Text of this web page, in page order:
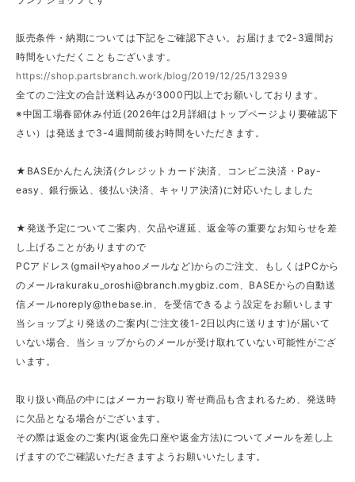
販売条件・納期については下記をご確認下さい。お届けまで2-3週間お
時間をいただくこともございます。
https://shop.partsbranch.work/blog/2019/12/25/132939
全てのご注文の合計送料込みが3000円以上でお願いしております。
※中国工場春節休み付近(2026年は2月詳細はトップページより要確認下
さい）は発送まで3-4週間前後お時間をいただきます。
★BASEかんたん決済(クレジットカード決済、コンビニ決済・Pay-
easy、銀行振込、後払い決済、キャリア決済)に対応いたしました
★発送予定についてご案内、欠品や遅延、返金等の重要なお知らせを差
し上げることがありますので
PCアドレス(gmailやyahooメールなど)からのご注文、もしくはPCから
のメールrakuraku_oroshi@branch.mygbiz.com、BASEからの自動送
信メールnoreply@thebase.in 、を受信できるよう設定をお願いします
当ショップより発送のご案内(ご注文後1-2日以内に送ります)が届いて
いない場合、当ショップからのメールが受け取れていない可能性がござ
います。
取り扱い商品の中にはメーカーお取り寄せ商品も含まれるため、発送時
に欠品となる場合がございます。
その際は返金のご案内(返金先口座や返金方法)についてメールを差し上
げますのでご確認いただきますようお願いいたします。